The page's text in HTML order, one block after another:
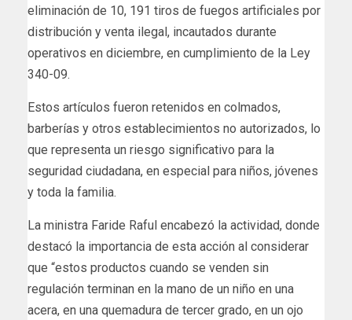
eliminación de 10, 191 tiros de fuegos artificiales por
distribución y venta ilegal, incautados durante
operativos en diciembre, en cumplimiento de la Ley
340-09.
Estos artículos fueron retenidos en colmados,
barberías y otros establecimientos no autorizados, lo
que representa un riesgo significativo para la
seguridad ciudadana, en especial para niños, jóvenes
y toda la familia.
La ministra Faride Raful encabezó la actividad, donde
destacó la importancia de esta acción al considerar
que “estos productos cuando se venden sin
regulación terminan en la mano de un niño en una
acera, en una quemadura de tercer grado, en un ojo